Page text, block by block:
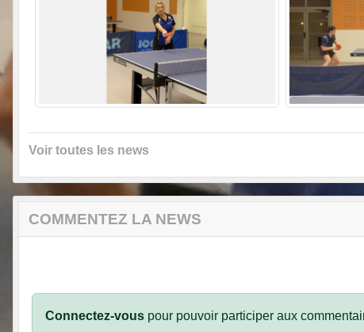
Voir toutes les news
COMMENTEZ LA NEWS
Connectez-vous pour pouvoir participer aux